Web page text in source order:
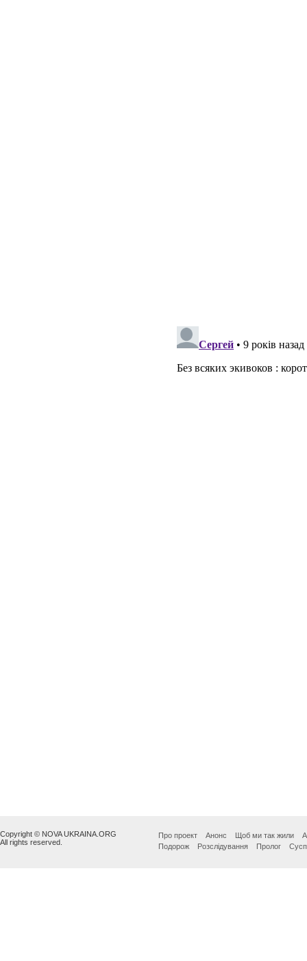
Copyright © NOVA UKRAINA.ORG
All rights reserved.
Про проект Анонс Щоб ми так жили
Подорож
Розслідування Пролог